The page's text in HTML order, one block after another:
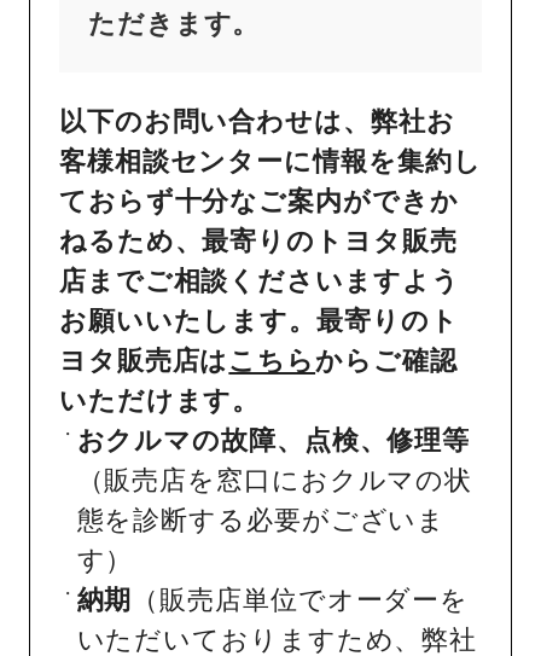
ただきます。
以下のお問い合わせは、弊社お
客様相談センターに情報を集約し
ておらず十分なご案内ができか
ねるため、最寄りのトヨタ販売
店までご相談くださいますよう
お願いいたします。最寄りのト
ヨタ販売店はこちら からご確認
いただけます。
おクルマの故障、点検、修理等
（販売店を窓口におクルマの状
態を診断する必要がございま
す）
納期
（販売店単位でオーダーを
いただいておりますため、弊社